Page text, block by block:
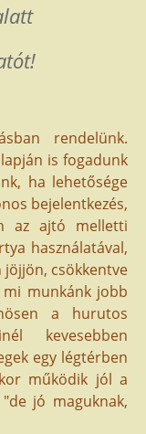
rendelünk.
is fogadunk
ha lehetősége
bejelentkezés,
az ajtó melletti
használatával,
jöjjön, csökkentve
mi munkánk jobb
a hurutos
kevesebben
egy légtérben
működik jól a
jó maguknak,